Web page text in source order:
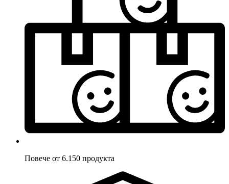
Повече от 6.150 продукта